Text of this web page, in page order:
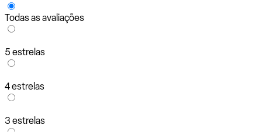
Todas as avaliações
5 estrelas
4 estrelas
3 estrelas